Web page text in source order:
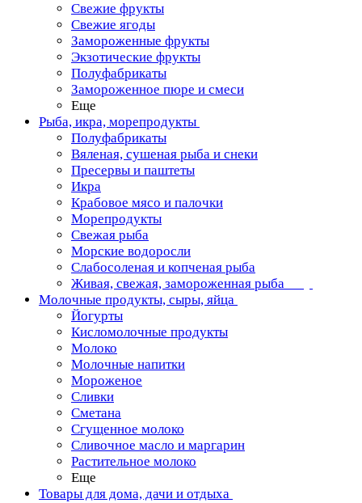
Свежие фрукты
Свежие ягоды
Замороженные фрукты
Экзотические фрукты
Полуфабрикаты
Замороженное пюре и смеси
Еще
Рыба, икра, морепродукты
Полуфабрикаты
Вяленая, сушеная рыба и снеки
Пресервы и паштеты
Икра
Крабовое мясо и палочки
Морепродукты
Свежая рыба
Морские водоросли
Слабосоленая и копченая рыба
Живая, свежая, замороженная рыба
Молочные продукты, сыры, яйца
Йогурты
Кисломолочные продукты
Молоко
Молочные напитки
Мороженое
Сливки
Сметана
Сгущенное молоко
Сливочное масло и маргарин
Растительное молоко
Еще
Товары для дома, дачи и отдыха